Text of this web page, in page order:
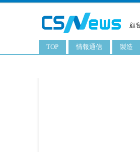
顧
TOP 情報通信 製造